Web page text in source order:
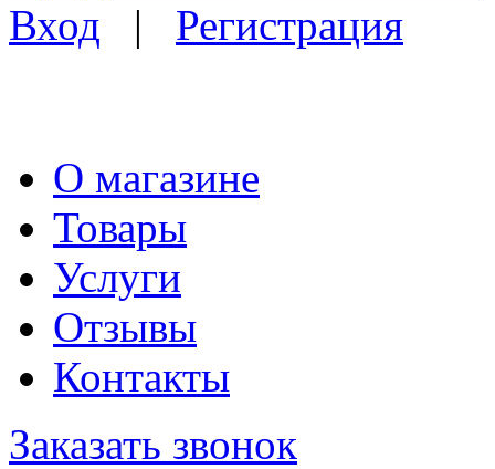
Вход | Регистрация
О магазине
Товары
Услуги
Отзывы
Контакты
Заказать звонок